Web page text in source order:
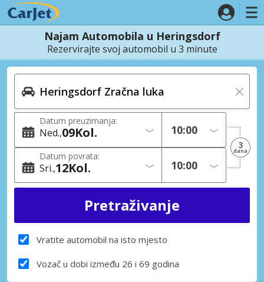
Najam Automobila u Heringsdorf
Rezervirajte svoj automobil u 3 minute
Datum preuzimanja:
Ned. 09Kol.
Datum povrata:
Sri. 12Kol.
3
dana
Vratite automobil na isto mjesto
Vozač u dobi između 26 i 69 godina